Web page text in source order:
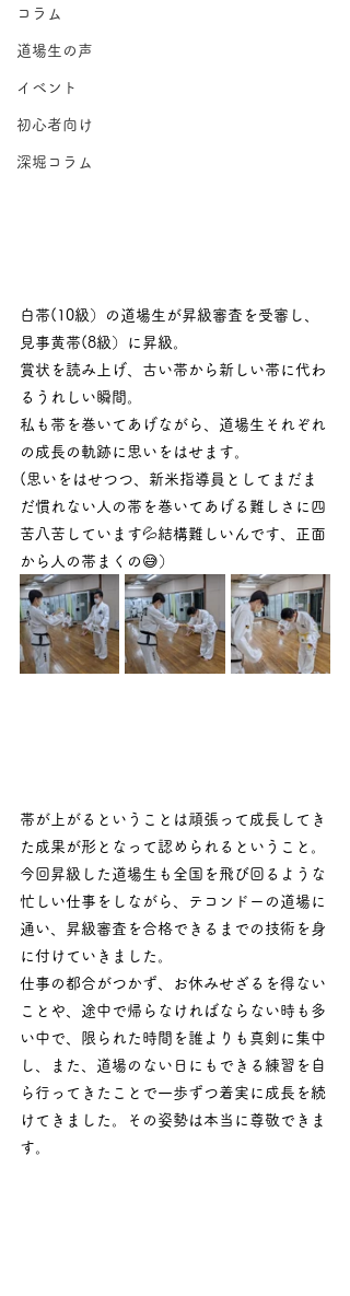
コラム
道場生の声
イベント
初心者向け
深堀コラム
白帯(10級）の道場生が昇級審査を受審し、
見事黄帯(8級）に昇級。
賞状を読み上げ、古い帯から新しい帯に代わ
るうれしい瞬間。
私も帯を巻いてあげながら、道場生それぞれ
の成長の軌跡に思いをはせます。
(思いをはせつつ、新米指導員としてまだま
だ慣れない人の帯を巻いてあげる難しさに四
苦八苦しています💦結構難しいんです、正面
から人の帯まくの😅）
帯が上がるということは頑張って成長してき
た成果が形となって認められるということ。
今回昇級した道場生も全国を飛び回るような
忙しい仕事をしながら、テコンドーの道場に
通い、昇級審査を合格できるまでの技術を身
に付けていきました。
仕事の都合がつかず、お休みせざるを得ない
ことや、途中で帰らなければならない時も多
い中で、限られた時間を誰よりも真剣に集中
し、また、道場のない日にもできる練習を自
ら行ってきたことで一歩ずつ着実に成長を続
けてきました。その姿勢は本当に尊敬できま
す。